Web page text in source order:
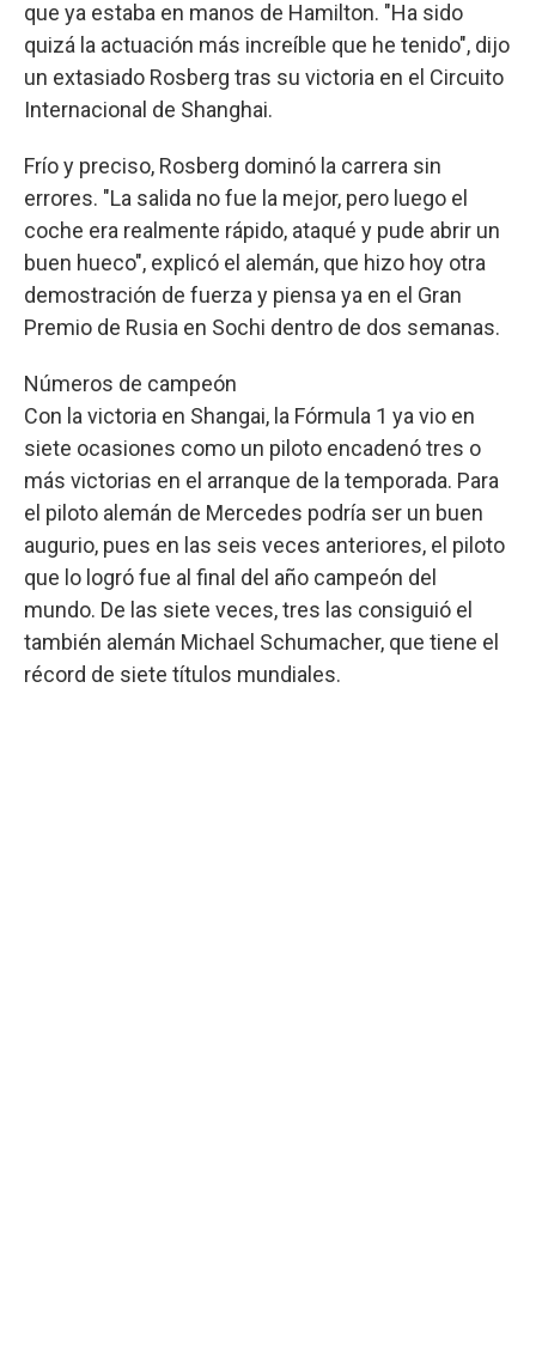
que ya estaba en manos de Hamilton. "Ha sido
quizá la actuación más increíble que he tenido", dijo
un extasiado Rosberg tras su victoria en el Circuito
Internacional de Shanghai.
Frío y preciso, Rosberg dominó la carrera sin
errores. "La salida no fue la mejor, pero luego el
coche era realmente rápido, ataqué y pude abrir un
buen hueco", explicó el alemán, que hizo hoy otra
demostración de fuerza y piensa ya en el Gran
Premio de Rusia en Sochi dentro de dos semanas.
Números de campeón
Con la victoria en Shangai, la Fórmula 1 ya vio en
siete ocasiones como un piloto encadenó tres o
más victorias en el arranque de la temporada. Para
el piloto alemán de Mercedes podría ser un buen
augurio, pues en las seis veces anteriores, el piloto
que lo logró fue al final del año campeón del
mundo. De las siete veces, tres las consiguió el
también alemán Michael Schumacher, que tiene el
récord de siete títulos mundiales.